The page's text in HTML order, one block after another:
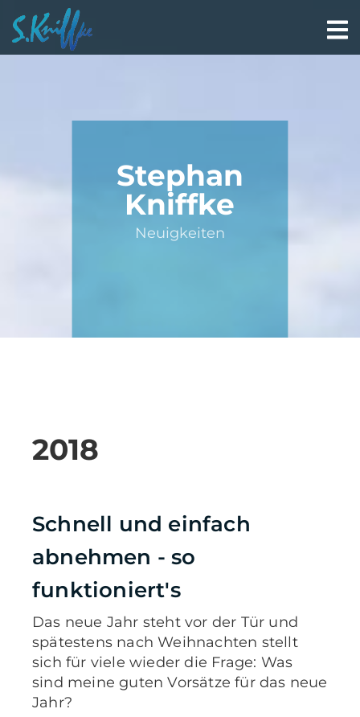
Stephan
Kniffke
Neuigkeiten
2018
Schnell und einfach
abnehmen - so
funktioniert's
Das neue Jahr steht vor der Tür und
spätestens nach Weihnachten stellt
sich für viele wieder die Frage: Was
sind meine guten Vorsätze für das neue
Jahr?